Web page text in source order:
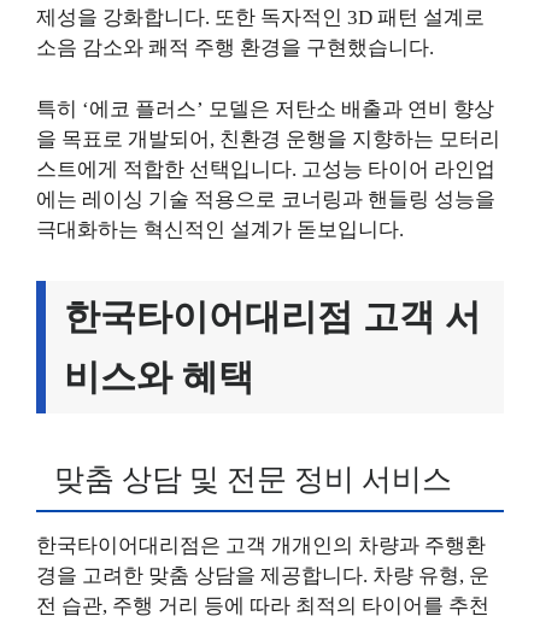
제성을 강화합니다. 또한 독자적인 3D 패턴 설계로
소음 감소와 쾌적 주행 환경을 구현했습니다.
특히 ‘에코 플러스’ 모델은 저탄소 배출과 연비 향상
을 목표로 개발되어, 친환경 운행을 지향하는 모터리
스트에게 적합한 선택입니다. 고성능 타이어 라인업
에는 레이싱 기술 적용으로 코너링과 핸들링 성능을
극대화하는 혁신적인 설계가 돋보입니다.
한국타이어대리점 고객 서
비스와 혜택
맞춤 상담 및 전문 정비 서비스
한국타이어대리점은 고객 개개인의 차량과 주행환
경을 고려한 맞춤 상담을 제공합니다. 차량 유형, 운
전 습관, 주행 거리 등에 따라 최적의 타이어를 추천